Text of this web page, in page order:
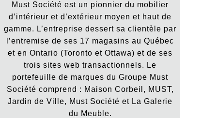
Must Société est un pionnier du mobilier
d’intérieur et d’extérieur moyen et haut de
gamme. L’entreprise dessert sa clientèle par
l’entremise de ses 17 magasins au Québec
et en Ontario (Toronto et Ottawa) et de ses
trois sites web transactionnels. Le
portefeuille de marques du Groupe Must
Société comprend : Maison Corbeil, MUST,
Jardin de Ville, Must Société et La Galerie
du Meuble.